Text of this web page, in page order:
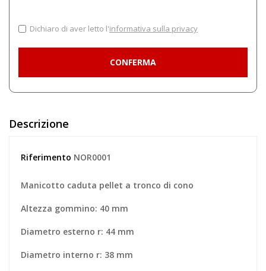
Dichiaro di aver letto l'informativa sulla privacy
Descrizione
Riferimento NOR0001
Manicotto caduta pellet a tronco di cono
Altezza gommino: 40 mm
Diametro esterno r: 44 mm
Diametro interno r: 38 mm